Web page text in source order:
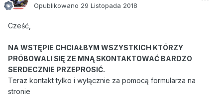
Opublikowano 29 Listopada 2018
Cześć,
NA WSTĘPIE CHCIAŁBYM WSZYSTKICH KTÓRZY
PRÓBOWALI SIĘ ZE MNĄ SKONTAKTOWAĆ BARDZO
SERDECZNIE PRZEPROSIĆ.
Teraz kontakt tylko i wyłącznie za pomocą formularza na
stronie